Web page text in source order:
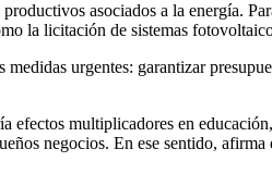
asociados a la energía.
la licitación de sistemas
urgentes: garantizar
efectos multiplicadores en
negocios. En ese sentido,